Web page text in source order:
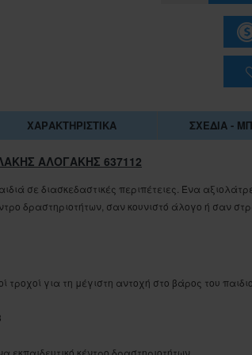
ΧΑΡΑΚΤΗΡΙΣΤΙΚΆ ΣΧΈΔΙΑ -
ΛΑΚΗΣ ΑΛΟΓΑΚΗΣ 637112
σε διασκεδαστικές περιπέτειες. Ένα
δραστηριοτήτων, σαν κουνιστό άλογο ή σαν
τροχοί για τη μέγιστη αντοχή στο βάρος του
εκπαιδευτικό κέντρο δραστηριοτήτων